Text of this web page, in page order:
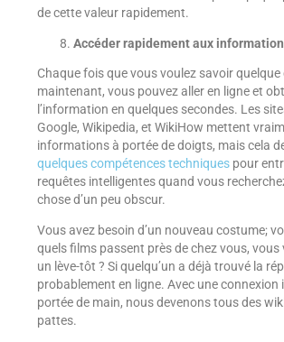
de cette valeur rapidement.
Accéder rapidement aux
Chaque fois que vous voulez savoir quelque
maintenant, vous pouvez aller en ligne et
l’information en quelques secondes. Les
Google, Wikipedia, et WikiHow mettent
informations à portée de doigts, mais cela
quelques compétences techniquespour
requêtes intelligentes quand vous
chose d’un peu obscur.
Vous avez besoin d’un nouveau costume;
quels films passent près de chez vous, vous
un lève-tôt ? Si quelqu’un a déjà trouvé la
probablement en ligne. Avec une connexion
portée de main, nous devenons tous des
pattes.